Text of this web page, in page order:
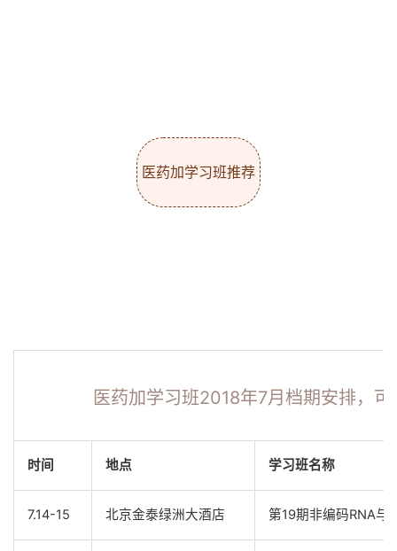
医药加学习班推荐
医药加学习班2018年7月档期安排，
时间 地点 学习班名称
7.14-15 北京金泰绿洲大酒店 第19期非编码RNA与